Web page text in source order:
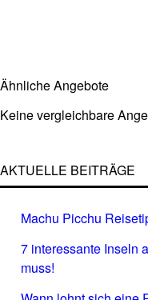
Ähnliche Angebote
Keine vergleichbare
AKTUELLE BEITRÄGE
Machu Picchu
7 interessante Inseln
muss!